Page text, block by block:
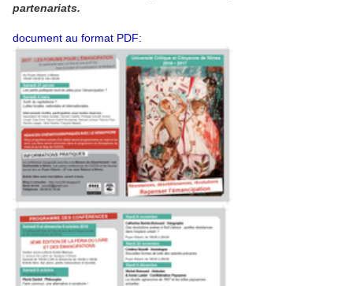
partenariats.
document au format PDF: